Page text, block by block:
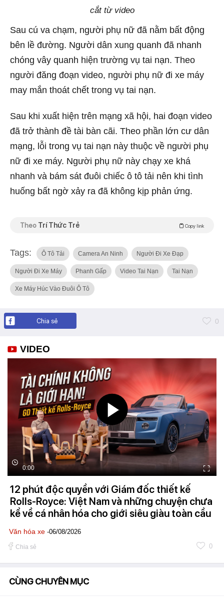
cắt từ video
Sau cú va chạm, người phụ nữ đã nằm bất động
bên lề đường. Người dân xung quanh đã nhanh
chóng vây quanh hiện trường vụ tai nạn. Theo
người đăng đoạn video, người phụ nữ đi xe máy
may mắn thoát chết trong vụ tai nạn.
Sau khi xuất hiện trên mạng xã hội, hai đoạn video
đã trở thành đề tài bàn cãi. Theo phần lớn cư dân
mạng, lỗi trong vụ tai nạn này thuộc về người phụ
nữ đi xe máy. Người phụ nữ này chạy xe khá
nhanh và bám sát đuôi chiếc ô tô tải nên khi tình
huống bất ngờ xảy ra đã không kịp phản ứng.
Theo Trí Thức Trẻ Copy link
Tags: Ô Tô Tải Camera An Ninh Người Đi Xe Đạp
Người Đi Xe Máy Phanh Gấp Video Tai Nạn Tai Nạn
Xe Máy Húc Vào Đuôi Ô Tô
Chia sẻ 0
VIDEO
0:00
12 phút độc quyền với Giám đốc thiết kế
Rolls-Royce: Việt Nam và những chuyện chưa
kể về cá nhân hóa cho giới siêu giàu toàn cầu
Văn hóa xe -06/08/2026
Chia sẻ 0
CÙNG CHUYÊN MỤC